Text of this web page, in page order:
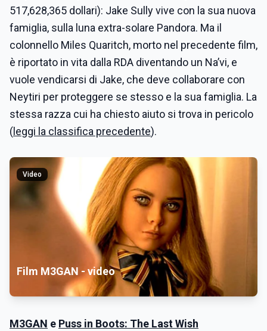
517,628,365 dollari): Jake Sully vive con la sua nuova
famiglia, sulla luna extra-solare Pandora. Ma il
colonnello Miles Quaritch, morto nel precedente film,
è riportato in vita dalla RDA diventando un Na’vi, e
vuole vendicarsi di Jake, che deve collaborare con
Neytiri per proteggere se stesso e la sua famiglia. La
stessa razza cui ha chiesto aiuto si trova in pericolo
( leggi la classifica precedente).
Video
Film M3GAN - video
M3GAN e Puss in Boots: The Last Wish